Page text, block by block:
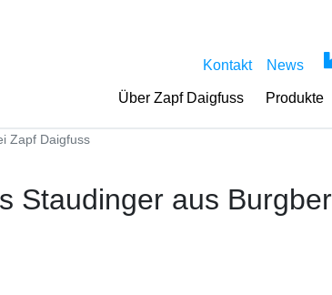
Kontakt News
Über Zapf Daigfuss Produkte
Zapf Daigfuss
Staudinger aus